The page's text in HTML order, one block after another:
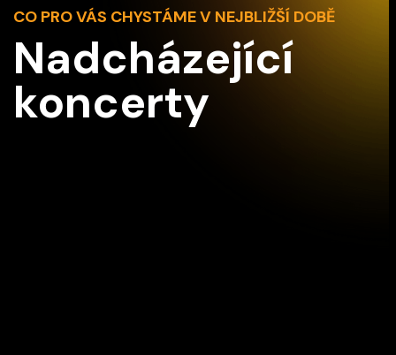
CO PRO VÁS CHYSTÁME V NEJBLIŽŠÍ DOBĚ
Nadcházející
koncerty